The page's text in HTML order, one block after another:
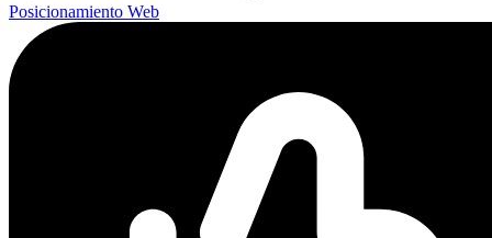
Posicionamiento Web